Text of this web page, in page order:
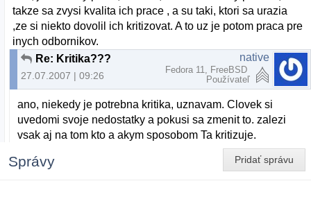
takze sa zvysi kvalita ich prace , a su taki, ktori sa urazia
,ze si niekto dovolil ich kritizovat. A to uz je potom praca pre
inych odbornikov.
Re: Kritika???
27.07.2007 | 09:26
native
Fedora 11, FreeBSD
Používateľ
ano, niekedy je potrebna kritika, uznavam. Clovek si
uvedomi svoje nedostatky a pokusi sa zmenit to. zalezi
vsak aj na tom kto a akym sposobom Ta kritizuje.
Pridať správu
Správy